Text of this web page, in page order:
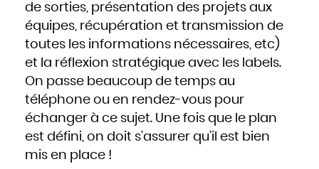
de sorties, présentation des projets aux
équipes, récupération et transmission de
toutes les informations nécessaires, etc)
et la réflexion stratégique avec les labels.
On passe beaucoup de temps au
téléphone ou en rendez-vous pour
échanger à ce sujet. Une fois que le plan
est défini, on doit s’assurer qu’il est bien
mis en place !